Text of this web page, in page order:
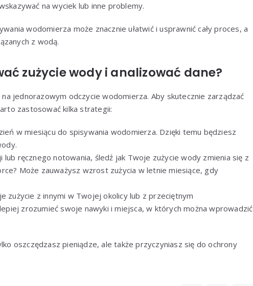
na wyciek lub inne problemy.
wodomierza może znacznie ułatwić i usprawnić cały proces, a
z wodą.
zużycie wody i analizować dane?
jednorazowym odczycie wodomierza. Aby skutecznie zarządzać
zastosować kilka strategii:
w miesiącu do spisywania wodomierza. Dzięki temu będziesz
lub ręcznego notowania, śledź jak Twoje zużycie wody zmienia się z
Może zauważysz wzrost zużycia w letnie miesiące, gdy
zużycie z innymi w Twojej okolicy lub z przeciętnym
zrozumieć swoje nawyki i miejsca, w których można wprowadzić
oszczędzasz pieniądze, ale także przyczyniasz się do ochrony